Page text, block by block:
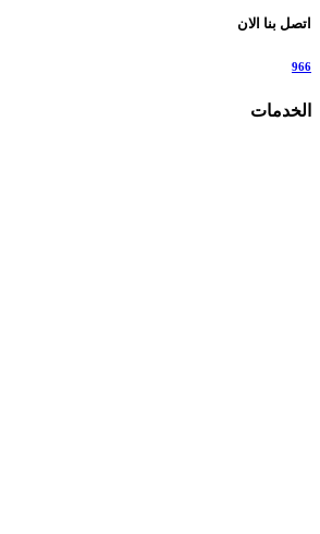
اتصل بنا الان
966
الخدمات